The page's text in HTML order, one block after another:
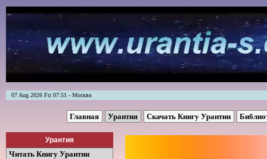
07 Aug 2026 Fri 07:51 - Москва
Главная Урантия Скачать Книгу Урантии
Урантия
Читать Книгу Урантии